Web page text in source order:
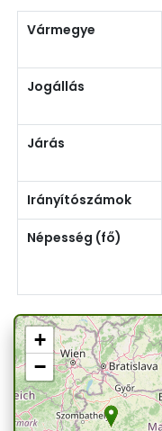
Vármegye
Jogállás
Járás
Irányítószámok
Népesség (fő)
+
−